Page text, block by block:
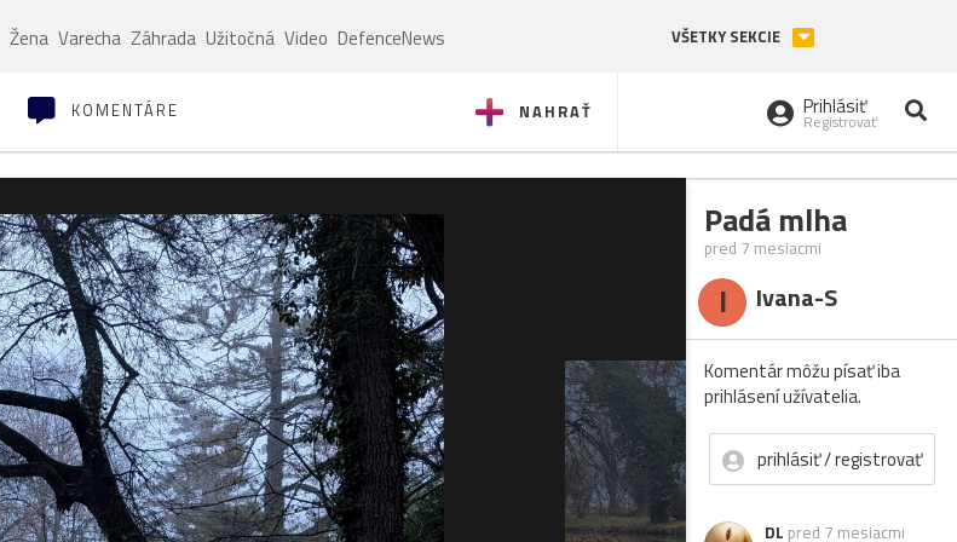
Žena Varecha Záhrada Užitočná Video DefenceNews VŠETKY SEKCIE
NAHRAŤ
KOMENTÁRE Prihlásiť
Registrovať
Padá mlha
pred 7 mesiacmi
I Ivana-S
Komentár môžu písať iba
prihlásení užívatelia.
prihlásiť / registrovať
DL pred 7 mesiacmi